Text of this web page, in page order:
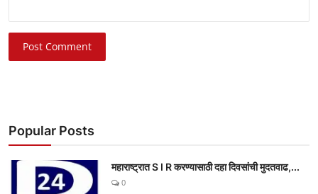
Post Comment
Popular Posts
महाराष्ट्रात S I R करण्यासाठी दहा दिवसांची मुदतवाढ,...
0